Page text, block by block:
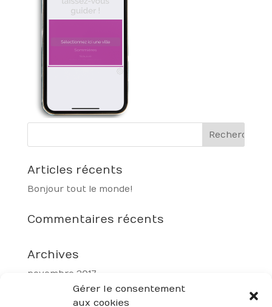
Gérer le consentement
aux cookies
Articles récents
Bonjour tout le monde !
Commentaires récents
Archives
novembre 2017
Catégories